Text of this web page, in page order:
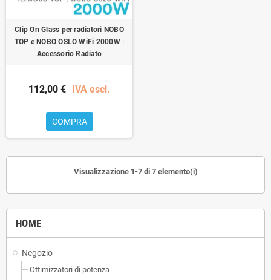
HOME
Negozio
Ottimizzatori di potenza
Clip On Glass per radiatori NOBO
TOP e NOBO OSLO WiFi 2000W |
Accessorio Radiato
112,00 € IVA escl.
COMPRA
Visualizzazione 1-7 di 7 elemento(i)